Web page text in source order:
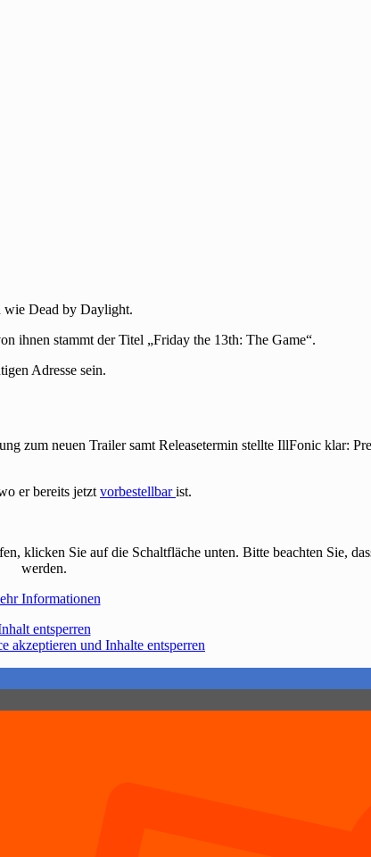
wie Dead by Daylight.
ihnen stammt der Titel „Friday the 13th: The Game“.
Adresse sein.
zum neuen Trailer samt Releasetermin stellte IllFonic klar:
er bereits jetztvorbestellbarist.
klicken Sie auf die Schaltfläche unten. Bitte beachten Sie,
werden.
Informationen
entsperren
akzeptieren und Inhalte entsperren